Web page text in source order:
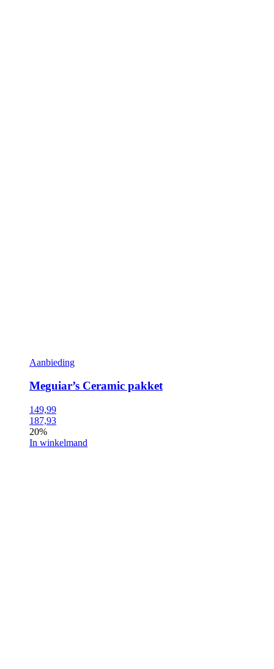
Aanbieding
Meguiar’s Ceramic pakket
149,99
187,93
20%
In winkelmand